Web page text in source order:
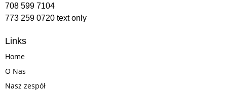
708 599 7104
773 259 0720 text only
Links
Home
O Nas
Nasz zespół